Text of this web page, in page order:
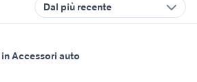
Dal più recente
Accessori auto